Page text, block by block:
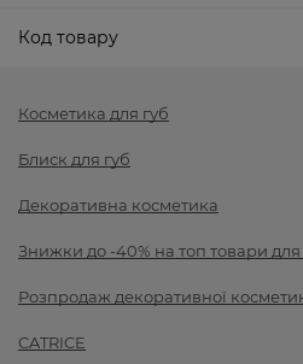
Код товару
Косметика для губ
Блиск для губ
Декоративна косметика
Знижки до -40% на топ товари
Розпродаж декоративної
CATRICE